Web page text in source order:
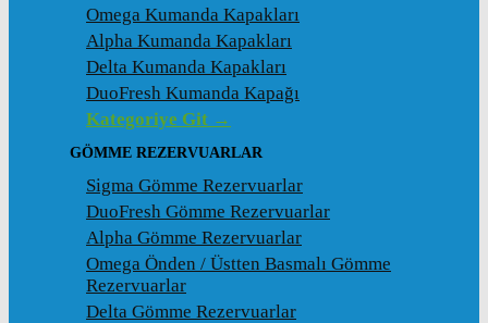
Omega Kumanda Kapakları
Alpha Kumanda Kapakları
Delta Kumanda Kapakları
DuoFresh Kumanda Kapağı
Kategoriye Git →
GÖMME REZERVUARLAR
Sigma Gömme Rezervuarlar
DuoFresh Gömme Rezervuarlar
Alpha Gömme Rezervuarlar
Omega Önden / Üstten Basmalı Gömme
Rezervuarlar
Delta Gömme Rezervuarlar